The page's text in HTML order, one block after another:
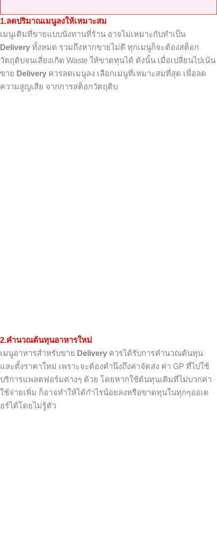
1.ลดปริมาณเมนูลงให้เหมาะสม
เมนูเดิมที่ขายแบบนั่งทานที่ร้าน อาจไม่เหมาะกับทำเป็น
Delivery ทั้งหมด รวมถึงหากขายไม่ดี ทุกเมนูก็จะต้องสต็อก
วัตถุดิบจนเสี่ยงเกิด Waste ให้ขาดทุนได้ ดังนั้น เมื่อเปลี่ยนไปเน้น
ขาย Delivery ควรลดเมนูลง เลือกเมนูที่เหมาะสมที่สุด เพื่อลด
ความสูญเสีย จากการสต็อกวัตถุดิบ
2.คำนวณต้นทุนอาหารใหม่
เมนูอาหารสำหรับขาย Delivery ควรได้รับการคำนวณต้นทุน
และตั้งราคาใหม่ เพราะจะต้องคำนึงถึงค่าจัดส่ง ค่า GP ที่ไปใช้
บริการแพลตฟอร์มต่างๆ ด้วย โดยหากใช้ต้นทุนเดิมที่ไม่บวกค่า
ใช้จ่ายเพิ่ม ก็อาจทำให้ได้กำไรน้อยลงหรือขาดทุนในทุกๆออเด
อร์ได้โดยไม่รู้ตัว